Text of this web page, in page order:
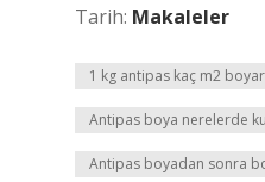
Tarih: Makaleler
1 kg antipas kaç m2 boyar
Antipas boya nerelerde
Antipas boyadan sonra